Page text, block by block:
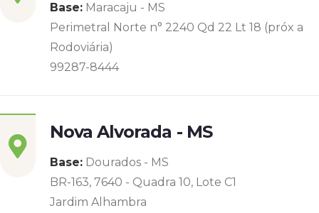
Base: Maracaju - MS
Perimetral Norte n° 2240 Qd 22 Lt 18 (próx a
Rodoviária)
99287-8444
Nova Alvorada - MS
Base: Dourados - MS
BR-163, 7640 - Quadra 10, Lote C1
Jardim Alhambra